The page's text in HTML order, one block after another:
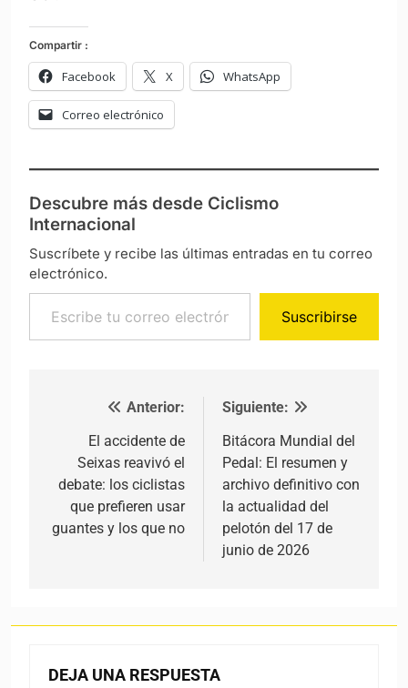
Compartir :
Facebook X WhatsApp
Correo electrónico
Descubre más desde Ciclismo
Internacional
Suscríbete y recibe las últimas entradas en tu correo
electrónico.
Escribe tu correo electrónico…
Suscribirse
Navegación de entradas
Anterior:
El accidente de
Seixas reavivó el
debate: los ciclistas
que prefieren usar
guantes y los que no
Siguiente:
Bitácora Mundial del
Pedal: El resumen y
archivo definitivo con
la actualidad del
pelotón del 17 de
junio de 2026
DEJA UNA RESPUESTA